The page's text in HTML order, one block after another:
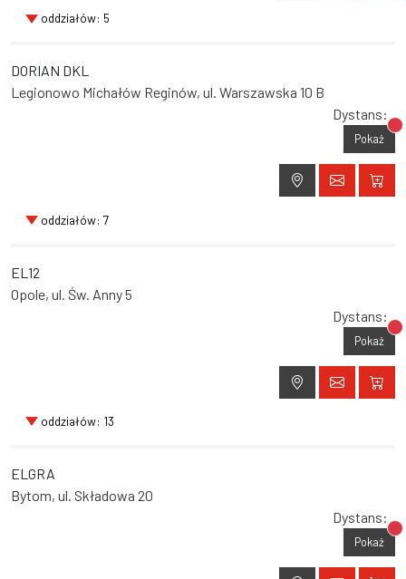
oddziałów: 5
DORIAN DKL
Legionowo Michałów Reginów, ul. Warszawska 10 B
Dystans:
Pokaż
oddziałów: 7
EL12
Opole, ul. Św. Anny 5
Dystans:
Pokaż
oddziałów: 13
ELGRA
Bytom, ul. Składowa 20
Dystans:
Pokaż